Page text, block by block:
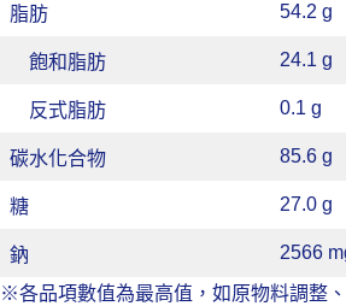
脂肪 54.2 g
飽和脂肪 24.1 g
反式脂肪 0.1 g
碳水化合物 85.6 g
糖 27.0 g
鈉
2566
※各品項數值為最高值，如原物料調整